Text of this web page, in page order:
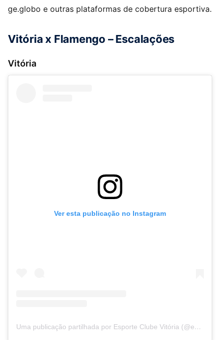
ge.globo e outras plataformas de cobertura esportiva.
Vitória x Flamengo – Escalações
Vitória
Ver esta publicação no Instagram
Uma publicação partilhada por Esporte Clube Vitória (@ecvitoria)